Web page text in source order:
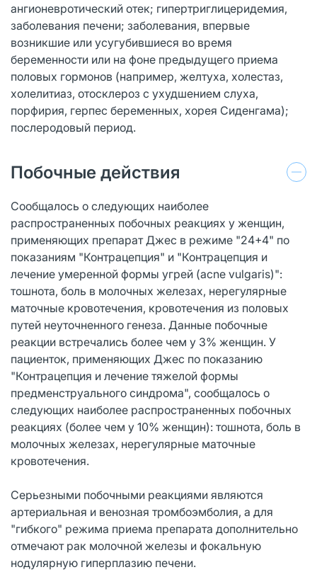
ангионевротический отек; гипертриглицеридемия,
заболевания печени; заболевания, впервые
возникшие или усугубившиеся во время
беременности или на фоне предыдущего приема
половых гормонов (например, желтуха, холестаз,
холелитиаз, отосклероз с ухудшением слуха,
порфирия, герпес беременных, хорея Сиденгама);
послеродовый период.
Побочные действия
Сообщалось о следующих наиболее
распространенных побочных реакциях у женщин,
применяющих препарат Джес в режиме "24+4" по
показаниям "Контрацепция" и "Контрацепция и
лечение умеренной формы угрей (acne vulgaris)":
тошнота, боль в молочных железах, нерегулярные
маточные кровотечения, кровотечения из половых
путей неуточненного генеза. Данные побочные
реакции встречались более чем у 3% женщин. У
пациенток, применяющих Джес по показанию
"Контрацепция и лечение тяжелой формы
предменструального синдрома", сообщалось о
следующих наиболее распространенных побочных
реакциях (более чем у 10% женщин): тошнота, боль в
молочных железах, нерегулярные маточные
кровотечения.
Серьезными побочными реакциями являются
артериальная и венозная тромбоэмболия, а для
"гибкого" режима приема препарата дополнительно
отмечают рак молочной железы и фокальную
нодулярную гиперплазию печени.